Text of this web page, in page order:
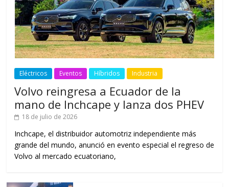
Eléctricos Eventos Híbridos Industria
Volvo reingresa a Ecuador de la
mano de Inchcape y lanza dos PHEV
18 de julio de 2026
Inchcape, el distribuidor automotriz independiente más
grande del mundo, anunció en evento especial el regreso de
Volvo al mercado ecuatoriano,